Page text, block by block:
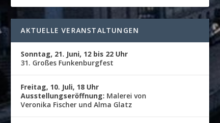
AKTUELLE VERANSTALTUNGEN
Sonntag, 21. Juni, 12 bis 22 Uhr
31. Großes Funkenburgfest
Freitag, 10. Juli, 18 Uhr
Ausstellungseröffnung: Malerei von
Veronika Fischer und Alma Glatz